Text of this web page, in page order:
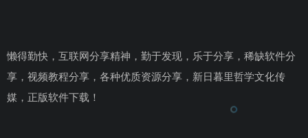
懒得勤快，互联网分享精神，勤于发现，乐于分享，稀缺软件分
享，视频教程分享，各种优质资源分享，新日暮里哲学文化传
媒，正版软件下载！